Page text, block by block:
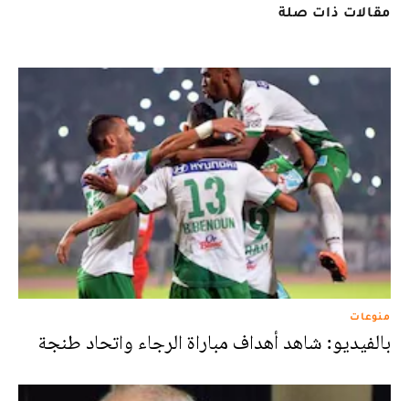
مقالات ذات صلة
منوعات
بالفيديو: شاهد أهداف مباراة الرجاء واتحاد طنجة